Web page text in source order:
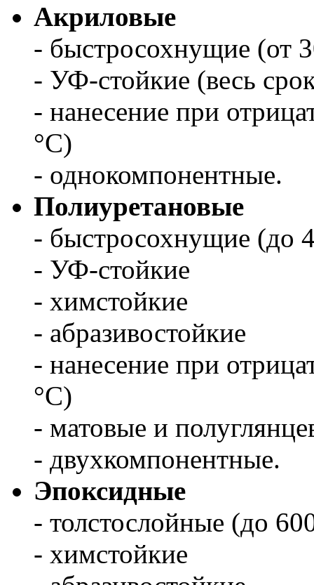
Акриловые
- быстросохнущие (от
- УФ-стойкие (весь
- нанесение при
°С)
- однокомпонентные.
Полиуретановые
- быстросохнущие (до
- УФ-стойкие
- химстойкие
- абразивостойкие
- нанесение при
°С)
- матовые и
- двухкомпонентные.
Эпоксидные
- толстослойные (до
- химстойкие